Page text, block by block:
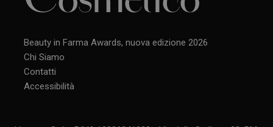
Beauty in Farma Awards, nuova edizione 2026
Chi Siamo
Contatti
Accessibilità